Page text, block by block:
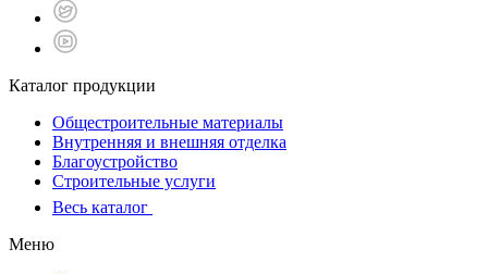
Каталог продукции
Общестроительные материалы
Внутренняя и внешняя отделка
Благоустройство
Строительные услуги
Весь каталог
Меню